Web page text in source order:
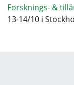
Forsknings- &
13-14/10 i